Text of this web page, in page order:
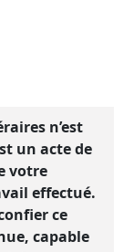
n’est
un acte de
votre
effectué.
ce
capable